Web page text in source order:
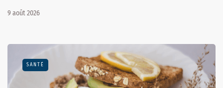
9 août 2026
SANTÉ